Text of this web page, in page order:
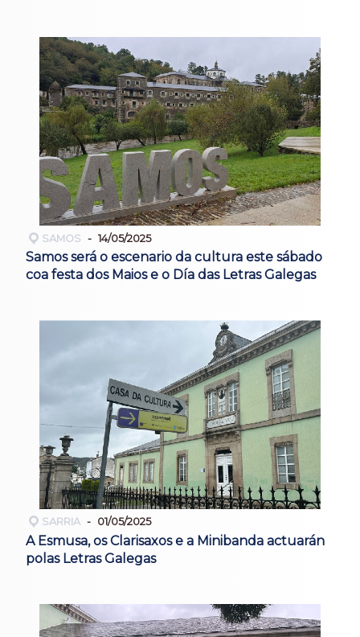
SAMOS 14/05/2025
Samos será o escenario da cultura este sábado
coa festa dos Maios e o Día das Letras Galegas
SARRIA 01/05/2025
A Esmusa, os Clarisaxos e a Minibanda actuarán
polas Letras Galegas